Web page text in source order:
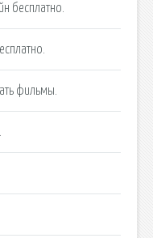
бесплатно.
фильмы.